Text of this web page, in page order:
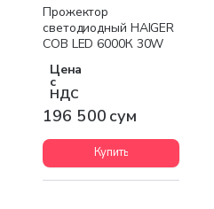
Прожектор
светодиодный HAIGER
COB LED 6000К 30W
Цена
с
НДС
196 500 сум
Купить